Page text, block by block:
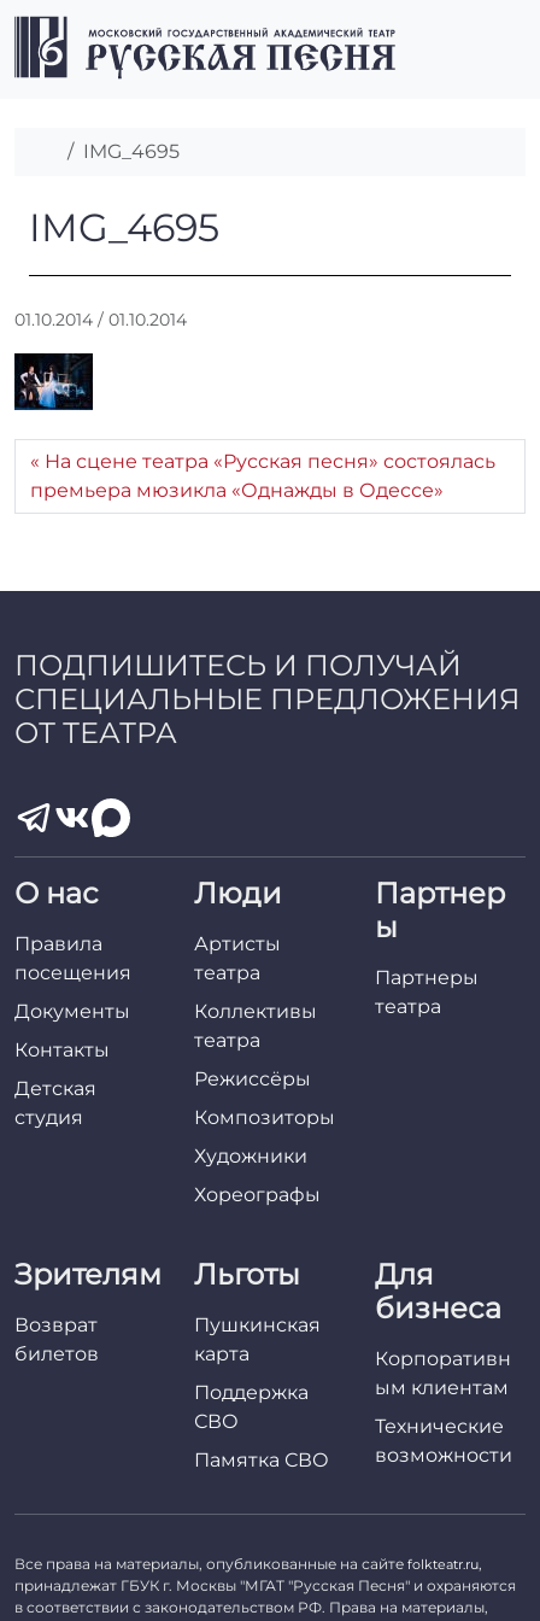
Перейти к содержимому
Перейти к футеру
Главная
IMG_4695
IMG_4695
IMG_4695
01.10.2014 / 01.10.2014
:
r
r
_
m
На сцене театра «Русская песня» состоялась
премьера мюзикла «Однажды в Одессе»
ПОДПИШИТЕСЬ И ПОЛУЧАЙ
СПЕЦИАЛЬНЫЕ ПРЕДЛОЖЕНИЯ
ОТ ТЕАТРА
О нас
Правила
посещения
Документы
Контакты
Детская
студия
Люди
Артисты
театра
Коллективы
театра
Режиссёры
Композиторы
Художники
Хореографы
Партнер
ы
Партнеры
театра
Зрителям
Возврат
билетов
Льготы
Пушкинская
карта
Поддержка
СВО
Памятка СВО
Для
бизнеса
Корпоративн
ым клиентам
Технические
возможности
Все права на материалы, опубликованные на сайте folkteatr.ru,
принадлежат ГБУК г. Москвы "МГАТ "Русская Песня" и охраняются
в соответствии с законодательством РФ. Права на материалы,